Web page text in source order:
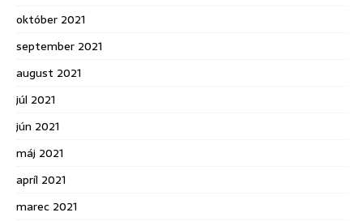
október 2021
september 2021
august 2021
júl 2021
jún 2021
máj 2021
apríl 2021
marec 2021